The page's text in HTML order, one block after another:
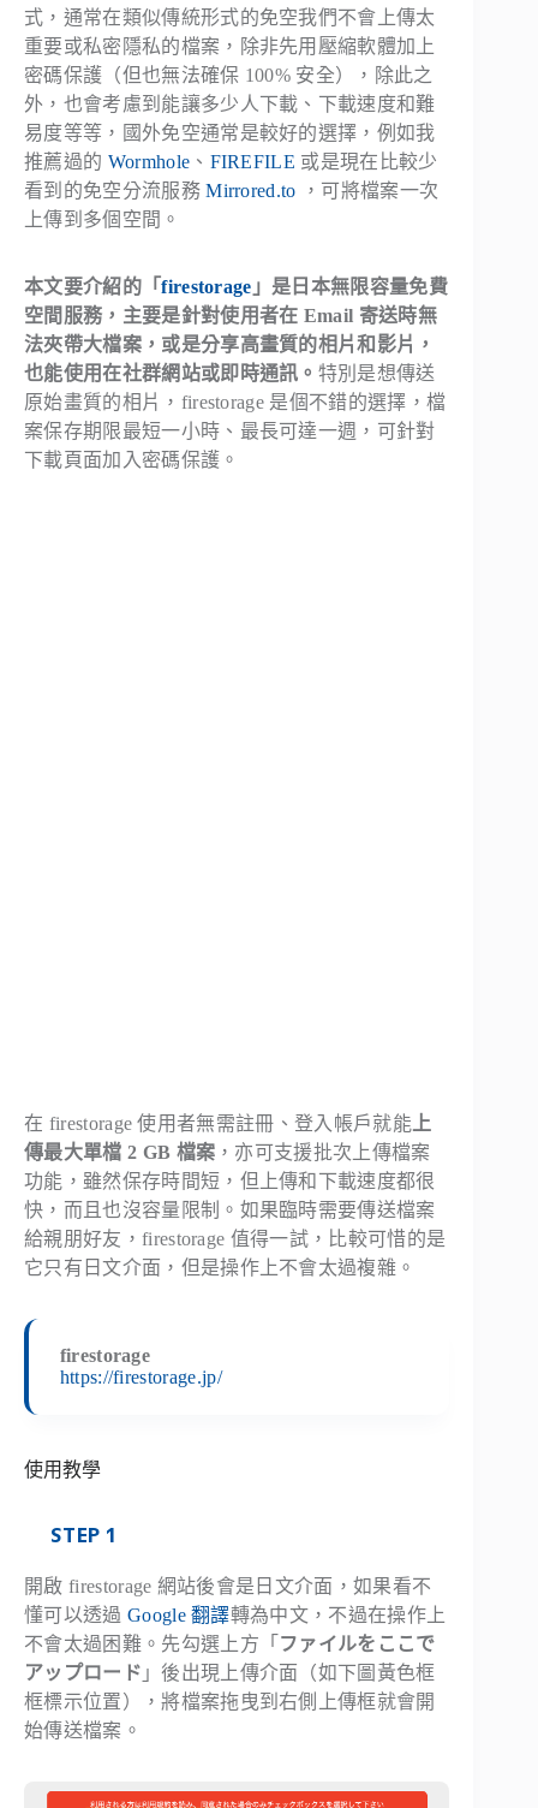
式，通常在類似傳統形式的免空我們不會上傳太
重要或私密隱私的檔案，除非先用壓縮軟體加上
密碼保護（但也無法確保 100% 安全），除此之
外，也會考慮到能讓多少人下載、下載速度和難
易度等等，國外免空通常是較好的選擇，例如我
推薦過的 Wormhole 、 FIREFILE 或是現在比較少
看到的免空分流服務Mirrored.to ，可將檔案一次
上傳到多個空間。
本文要介紹的「firestorage 」是日本無限容量免費
空間服務，主要是針對使用者在 Email 寄送時無
法夾帶大檔案，或是分享高畫質的相片和影片，
也能使用在社群網站或即時通訊。 特別是想傳送
原始畫質的相片，firestorage 是個不錯的選擇，檔
案保存期限最短一小時、最長可達一週，可針對
下載頁面加入密碼保護。
在 firestorage 使用者無需註冊、登入帳戶就能 上
傳最大單檔 2 GB 檔案 ，亦可支援批次上傳檔案
功能，雖然保存時間短，但上傳和下載速度都很
快，而且也沒容量限制。如果臨時需要傳送檔案
給親朋好友，firestorage 值得一試，比較可惜的是
它只有日文介面，但是操作上不會太過複雜。
firestorage
https://firestorage.jp/
使用教學
STEP 1
開啟 firestorage 網站後會是日文介面，如果看不
懂可以透過 Google 翻譯轉為中文，不過在操作上
不會太過困難。先勾選上方「 ファイルをここで
アップロード 」後出現上傳介面（如下圖黃色框
框標示位置），將檔案拖曳到右側上傳框就會開
始傳送檔案。